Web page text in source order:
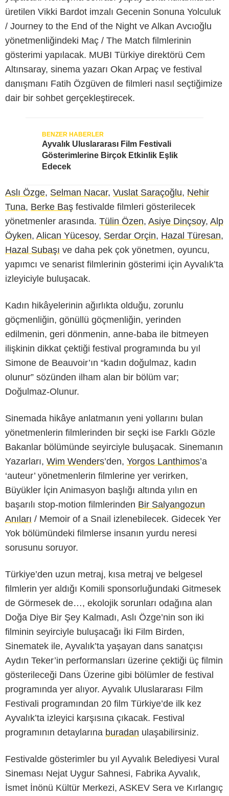
üretilen Vikki Bardot imzalı Gecenin Sonuna Yolculuk
/ Journey to the End of the Night ve Alkan Avcıoğlu
yönetmenliğindeki Maç / The Match filmlerinin
gösterimi yapılacak. MUBI Türkiye direktörü Cem
Altınsaray, sinema yazarı Okan Arpaç ve festival
danışmanı Fatih Özgüven de filmleri nasıl seçtiğimize
dair bir sohbet gerçekleştirecek.
Ayvalık Uluslararası Film Festivali
Gösterimlerine Birçok Etkinlik Eşlik
Edecek
Aslı Özge, Selman Nacar, Vuslat Saraçoğlu, Nehir
Tuna, Berke Baş festivalde filmleri gösterilecek
yönetmenler arasında. Tülin Özen, Asiye Dinçsoy, Alp
Öyken, Alican Yücesoy, Serdar Orçin, Hazal Türesan,
Hazal Subaşı ve daha pek çok yönetmen, oyuncu,
yapımcı ve senarist filmlerinin gösterimi için Ayvalık’ta
izleyiciyle buluşacak.
Kadın hikâyelerinin ağırlıkta olduğu, zorunlu
göçmenliğin, gönüllü göçmenliğin, yerinden
edilmenin, geri dönmenin, anne-baba ile bitmeyen
ilişkinin dikkat çektiği festival programında bu yıl
Simone de Beauvoir’ın “kadın doğulmaz, kadın
olunur” sözünden ilham alan bir bölüm var;
Doğulmaz-Olunur.
Sinemada hikâye anlatmanın yeni yollarını bulan
yönetmenlerin filmlerinden bir seçki ise Farklı Gözle
Bakanlar bölümünde seyirciyle buluşacak. Sinemanın
Yazarları, Wim Wenders’den, Yorgos Lanthimos’a
‘auteur’ yönetmenlerin filmlerine yer verirken,
Büyükler İçin Animasyon başlığı altında yılın en
başarılı stop-motion filmlerinden Bir Salyangozun
Anıları / Memoir of a Snail izlenebilecek. Gidecek Yer
Yok bölümündeki filmlerse insanın yurdu neresi
sorusunu soruyor.
Türkiye’den uzun metraj, kısa metraj ve belgesel
filmlerin yer aldığı Komili sponsorluğundaki Gitmesek
de Görmesek de…, ekolojik sorunları odağına alan
Doğa Diye Bir Şey Kalmadı, Aslı Özge’nin son iki
filminin seyirciyle buluşacağı İki Film Birden,
Sinematek ile, Ayvalık’ta yaşayan dans sanatçısı
Aydın Teker’in performansları üzerine çektiği üç filmin
gösterileceği Dans Üzerine gibi bölümler de festival
programında yer alıyor. Ayvalık Uluslararası Film
Festivali programından 20 film Türkiye’de ilk kez
Ayvalık’ta izleyici karşısına çıkacak. Festival
programının detaylarına buradan ulaşabilirsiniz.
Festivalde gösterimler bu yıl Ayvalık Belediyesi Vural
Sineması Nejat Uygur Sahnesi, Fabrika Ayvalık,
İsmet İnönü Kültür Merkezi, ASKEV Sera ve Kırlangıç